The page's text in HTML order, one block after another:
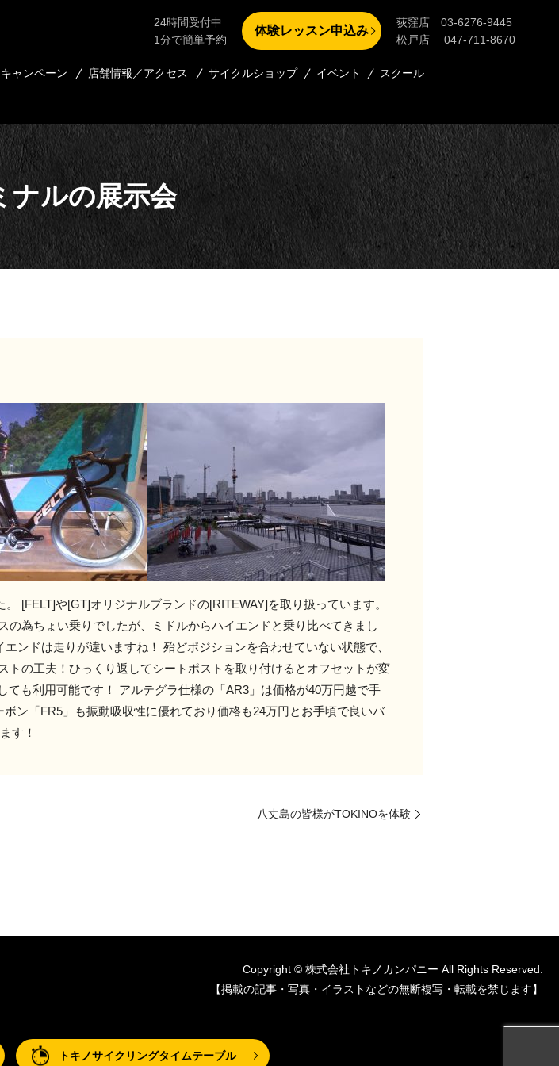
ャンペーン 店舗情報／アクセス サイクルショップ イベント
スクール
24時間受付中
1分で簡単予約
体験レッスン申込み
荻窪店 03-6276-9445
松戸店 047-711-8670
ナルの展示会
[FELT]や[GT]オリジナルブランドの[RITEWAY]を取り扱っています。
為ちょい乗りでしたが、ミドルからハイエンドと乗り比べてきまし
ンドは走りが違いますね！ 殆どポジションを合わせていない状態で、
の工夫！ひっくり返してシートポストを取り付けるとオフセットが変
も利用可能です！ アルテグラ仕様の「AR3」は価格が40万円越で手
ン「FR5」も振動吸収性に優れており価格も24万円とお手頃で良いバ
す！
八丈島の皆様がTOKINOを体験
Copyright © 株式会社トキノカンパニー All Rights Reserved.
【掲載の記事・写真・イラストなどの無断複写・転載を禁じます】
トキノサイクリングタイムテーブル